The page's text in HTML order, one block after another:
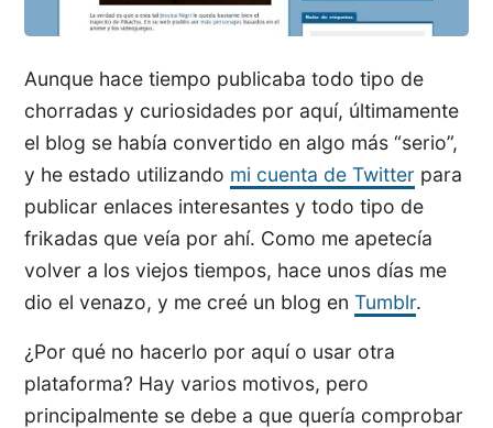
Aunque hace tiempo publicaba todo tipo de
chorradas y curiosidades por aquí, últimamente
el blog se había convertido en algo más “serio”,
y he estado utilizando mi cuenta de Twitter para
publicar enlaces interesantes y todo tipo de
frikadas que veía por ahí. Como me apetecía
volver a los viejos tiempos, hace unos días me
dio el venazo, y me creé un blog enTumblr.
¿Por qué no hacerlo por aquí o usar otra
plataforma? Hay varios motivos, pero
principalmente se debe a que quería comprobar